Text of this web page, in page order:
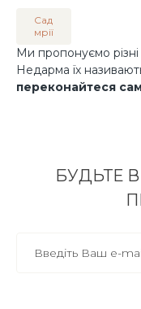
Сад
мрії
Ми пропонуємо
Недарма їх
переконайтеся
БУДЬТЕ